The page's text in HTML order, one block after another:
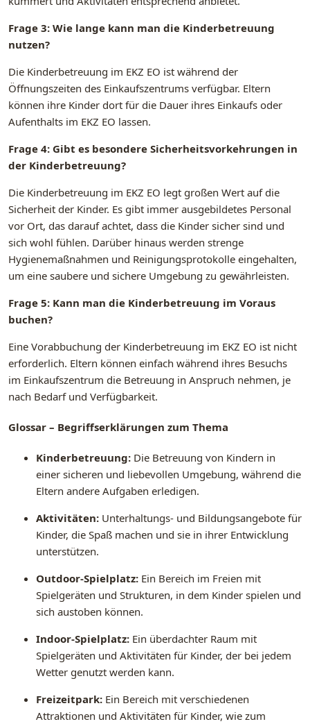
Frage 3: Wie lange kann man die Kinderbetreuung
nutzen?
Die Kinderbetreuung im EKZ EO ist während der
Öffnungszeiten des Einkaufszentrums verfügbar. Eltern
können ihre Kinder dort für die Dauer ihres Einkaufs oder
Aufenthalts im EKZ EO lassen.
Frage 4: Gibt es besondere Sicherheitsvorkehrungen in
der Kinderbetreuung?
Die Kinderbetreuung im EKZ EO legt großen Wert auf die
Sicherheit der Kinder. Es gibt immer ausgebildetes Personal
vor Ort, das darauf achtet, dass die Kinder sicher sind und
sich wohl fühlen. Darüber hinaus werden strenge
Hygienemaßnahmen und Reinigungsprotokolle eingehalten,
um eine saubere und sichere Umgebung zu gewährleisten.
Frage 5: Kann man die Kinderbetreuung im Voraus
buchen?
Eine Vorabbuchung der Kinderbetreuung im EKZ EO ist nicht
erforderlich. Eltern können einfach während ihres Besuchs
im Einkaufszentrum die Betreuung in Anspruch nehmen, je
nach Bedarf und Verfügbarkeit.
Glossar – Begriffserklärungen zum Thema
Kinderbetreuung: Die Betreuung von Kindern in
einer sicheren und liebevollen Umgebung, während die
Eltern andere Aufgaben erledigen.
Aktivitäten: Unterhaltungs- und Bildungsangebote für
Kinder, die Spaß machen und sie in ihrer Entwicklung
unterstützen.
Outdoor-Spielplatz: Ein Bereich im Freien mit
Spielgeräten und Strukturen, in dem Kinder spielen und
sich austoben können.
Indoor-Spielplatz: Ein überdachter Raum mit
Spielgeräten und Aktivitäten für Kinder, der bei jedem
Wetter genutzt werden kann.
Freizeitpark: Ein Bereich mit verschiedenen
Attraktionen und Aktivitäten für Kinder, wie zum